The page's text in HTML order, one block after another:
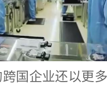
企业还以更多